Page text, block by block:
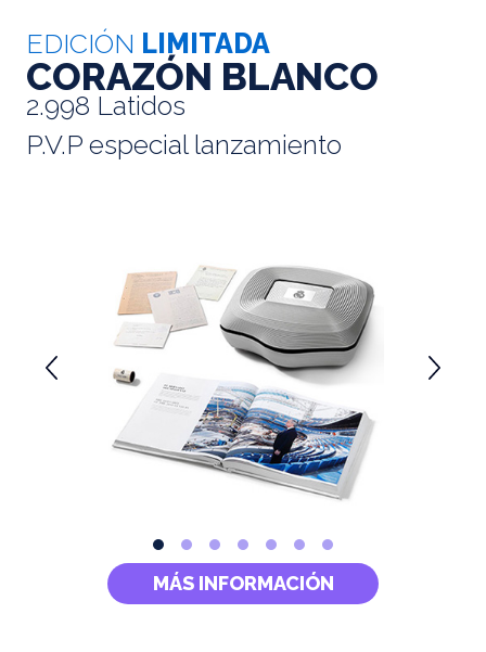
EDICIÓN LIMITADA
CORAZÓN BLANCO
2.998 Latidos
P.V.P especial lanzamiento
MÁS INFORMACIÓN